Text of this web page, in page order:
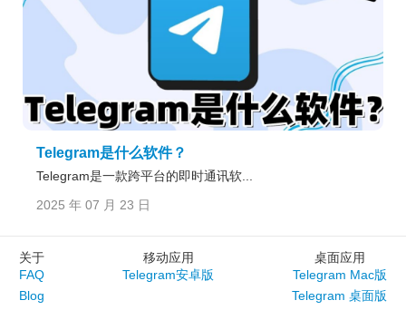
Telegram是什么软件？
Telegram是一款跨平台的即时通讯软...
2025 年 07 月 23 日
关于
FAQ
Blog
移动应用
Telegram安卓版
桌面应用
Telegram Mac版
Telegram 桌面版